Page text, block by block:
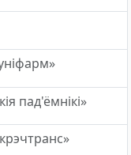
пад'ёмнiкi»